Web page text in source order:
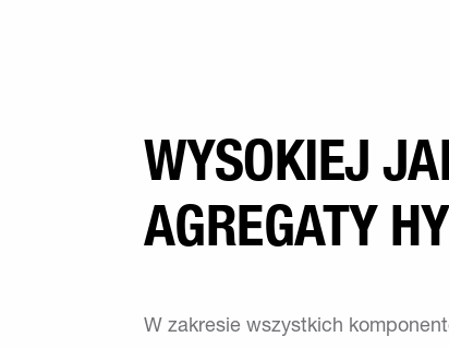
WYSOKIEJ
AGREGATY
W zakresie wszystkich